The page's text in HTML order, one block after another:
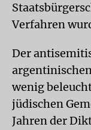
Verfahren
Der
wenig
jüdischen
Jahren der